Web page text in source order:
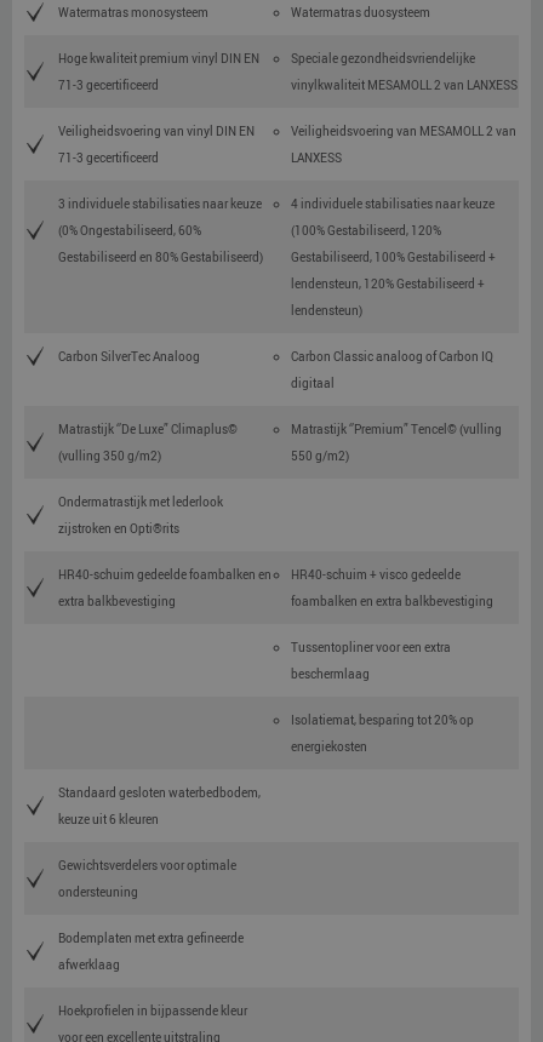
Watermatras monosysteem Watermatras duosysteem
Hoge kwaliteit premium vinyl DIN EN
71-3 gecertificeerd
Speciale gezondheidsvriendelijke
vinylkwaliteit MESAMOLL 2 van LANXESS
Veiligheidsvoering van vinyl DIN EN
71-3 gecertificeerd
Veiligheidsvoering van MESAMOLL 2 van
LANXESS
3 individuele stabilisaties naar keuze
(0% Ongestabiliseerd, 60%
Gestabiliseerd en 80% Gestabiliseerd)
4 individuele stabilisaties naar keuze
(100% Gestabiliseerd, 120%
Gestabiliseerd, 100% Gestabiliseerd +
lendensteun, 120% Gestabiliseerd +
lendensteun)
Carbon SilverTec Analoog
Carbon Classic analoog of Carbon IQ
digitaal
Matrastijk ‘’De Luxe” Climaplus©
(vulling 350 g/m2)
Matrastijk ‘’Premium” Tencel© (vulling
550 g/m2)
Ondermatrastijk met lederlook
zijstroken en Opti®rits
HR40-schuim gedeelde foambalken en
extra balkbevestiging
HR40-schuim + visco gedeelde
foambalken en extra balkbevestiging
Tussentopliner voor een extra
beschermlaag
Isolatiemat, besparing tot 20% op
energiekosten
Standaard gesloten waterbedbodem,
keuze uit 6 kleuren
Gewichtsverdelers voor optimale
ondersteuning
Bodemplaten met extra gefineerde
afwerklaag
Hoekprofielen in bijpassende kleur
voor een excellente uitstraling